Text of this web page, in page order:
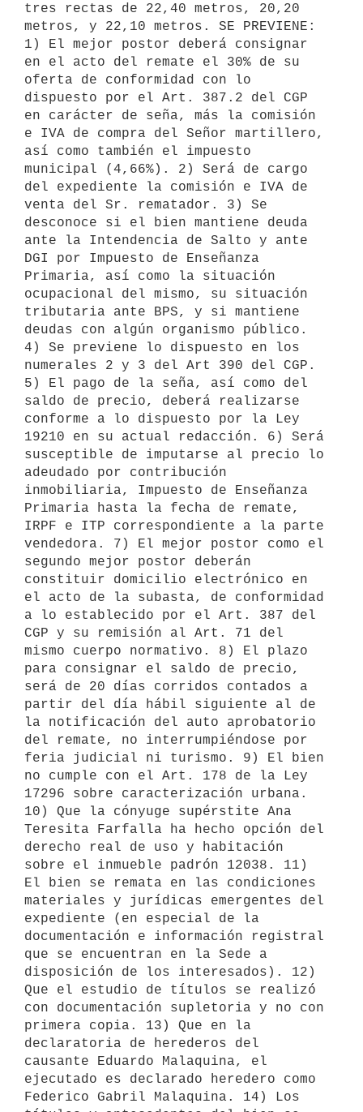
tres rectas de 22,40 metros, 20,20
metros, y 22,10 metros. SE PREVIENE:
1) El mejor postor deberá consignar
en el acto del remate el 30% de su
oferta de conformidad con lo
dispuesto por el Art. 387.2 del CGP
en carácter de seña, más la comisión
e IVA de compra del Señor martillero,
así como también el impuesto
municipal (4,66%). 2) Será de cargo
del expediente la comisión e IVA de
venta del Sr. rematador. 3) Se
desconoce si el bien mantiene deuda
ante la Intendencia de Salto y ante
DGI por Impuesto de Enseñanza
Primaria, así como la situación
ocupacional del mismo, su situación
tributaria ante BPS, y si mantiene
deudas con algún organismo público.
4) Se previene lo dispuesto en los
numerales 2 y 3 del Art 390 del CGP.
5) El pago de la seña, así como del
saldo de precio, deberá realizarse
conforme a lo dispuesto por la Ley
19210 en su actual redacción. 6) Será
susceptible de imputarse al precio lo
adeudado por contribución
inmobiliaria, Impuesto de Enseñanza
Primaria hasta la fecha de remate,
IRPF e ITP correspondiente a la parte
vendedora. 7) El mejor postor como el
segundo mejor postor deberán
constituir domicilio electrónico en
el acto de la subasta, de conformidad
a lo establecido por el Art. 387 del
CGP y su remisión al Art. 71 del
mismo cuerpo normativo. 8) El plazo
para consignar el saldo de precio,
será de 20 días corridos contados a
partir del día hábil siguiente al de
la notificación del auto aprobatorio
del remate, no interrumpiéndose por
feria judicial ni turismo. 9) El bien
no cumple con el Art. 178 de la Ley
17296 sobre caracterización urbana.
10) Que la cónyuge supérstite Ana
Teresita Farfalla ha hecho opción del
derecho real de uso y habitación
sobre el inmueble padrón 12038. 11)
El bien se remata en las condiciones
materiales y jurídicas emergentes del
expediente (en especial de la
documentación e información registral
que se encuentran en la Sede a
disposición de los interesados). 12)
Que el estudio de títulos se realizó
con documentación supletoria y no con
primera copia. 13) Que en la
declaratoria de herederos del
causante Eduardo Malaquina, el
ejecutado es declarado heredero como
Federico Gabril Malaquina. 14) Los